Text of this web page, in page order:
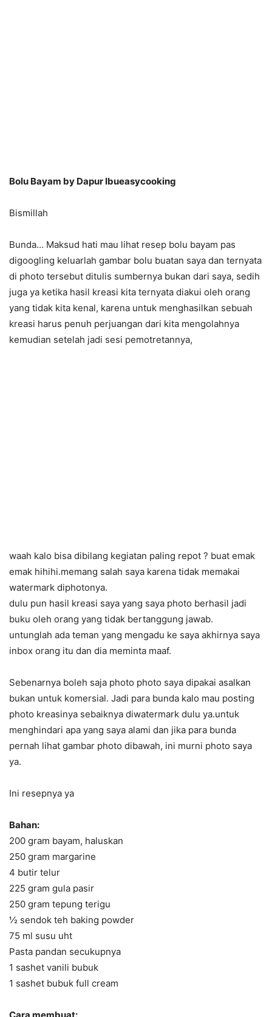
Bolu Bayam by Dapur Ibueasycooking
Bismillah
Bunda… Maksud hati mau lihat resep bolu bayam pas
digoogling keluarlah gambar bolu buatan saya dan ternyata
di photo tersebut ditulis sumbernya bukan dari saya, sedih
juga ya ketika hasil kreasi kita ternyata diakui oleh orang
yang tidak kita kenal, karena untuk menghasilkan sebuah
kreasi harus penuh perjuangan dari kita mengolahnya
kemudian setelah jadi sesi pemotretannya,
waah kalo bisa dibilang kegiatan paling repot ? buat emak
emak hihihi.memang salah saya karena tidak memakai
watermark diphotonya.
dulu pun hasil kreasi saya yang saya photo berhasil jadi
buku oleh orang yang tidak bertanggung jawab.
untunglah ada teman yang mengadu ke saya akhirnya saya
inbox orang itu dan dia meminta maaf.
Sebenarnya boleh saja photo photo saya dipakai asalkan
bukan untuk komersial. Jadi para bunda kalo mau posting
photo kreasinya sebaiknya diwatermark dulu ya.untuk
menghindari apa yang saya alami dan jika para bunda
pernah lihat gambar photo dibawah, ini murni photo saya
ya.
Ini resepnya ya
Bahan:
200 gram bayam, haluskan
250 gram margarine
4 butir telur
225 gram gula pasir
250 gram tepung terigu
½ sendok teh baking powder
75 ml susu uht
Pasta pandan secukupnya
1 sashet vanili bubuk
1 sashet bubuk full cream